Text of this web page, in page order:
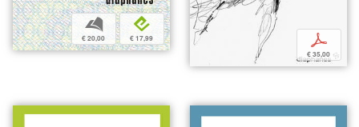
b
€ 20,00
e
€ 17,99 p
€ 35,00